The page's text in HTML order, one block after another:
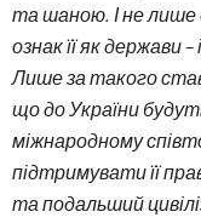
та шаною. І не лише
ознак її як держави
Лише за такого
що до України
міжнародному
підтримувати її
та подальший